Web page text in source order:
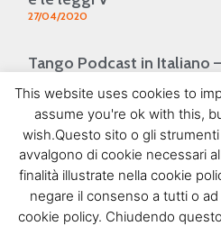
27/04/2020
Tango Podcast in Italiano
20/04/2020
1 2 3
SEGUIMI SU
This website uses cookies to
assume you're ok with this,
wish.Questo sito o gli
avvalgono di cookie necessari
finalità illustrate nella cookie
negare il consenso a tutti o
cookie policy. Chiudendo